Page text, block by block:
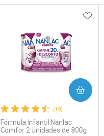
(19)
Fórmula Infantil Nanlac
Comfor 2 Unidades de 800g
COMPRAR